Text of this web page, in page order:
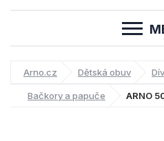
Arno.cz Dětská obuv
Bačkory a papuče ARNO